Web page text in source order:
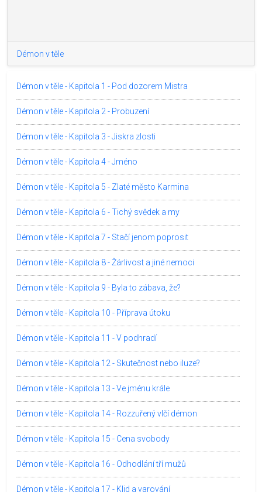
Démon v těle
Démon v těle - Kapitola 1 - Pod dozorem Mistra
Démon v těle - Kapitola 2 - Probuzení
Démon v těle - Kapitola 3 - Jiskra zlosti
Démon v těle - Kapitola 4 - Jméno
Démon v těle - Kapitola 5 - Zlaté město Karmina
Démon v těle - Kapitola 6 - Tichý svědek a my
Démon v těle - Kapitola 7 - Stačí jenom poprosit
Démon v těle - Kapitola 8 - Žárlivost a jiné nemoci
Démon v těle - Kapitola 9 - Byla to zábava, že?
Démon v těle - Kapitola 10 - Příprava útoku
Démon v těle - Kapitola 11 - V podhradí
Démon v těle - Kapitola 12 - Skutečnost nebo iluze?
Démon v těle - Kapitola 13 - Ve jménu krále
Démon v těle - Kapitola 14 - Rozzuřený vlčí démon
Démon v těle - Kapitola 15 - Cena svobody
Démon v těle - Kapitola 16 - Odhodlání tří mužů
Démon v těle - Kapitola 17 - Klid a varování